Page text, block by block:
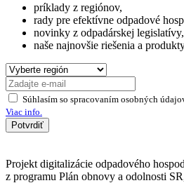
príklady z regiónov,
rady pre efektívne odpadové
novinky z odpadárskej legislatívy,
naše najnovšie riešenia a
Súhlasím so spracovaním osobných
Viac info.
Potvrdiť
Projekt digitalizácie odpadového
z programu Plán obnovy a odolnosti